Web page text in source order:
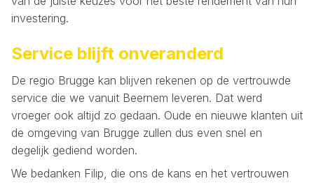
investering.
Service blijft onveranderd
De regio Brugge kan blijven rekenen op de vertrouwde
service die we vanuit Beernem leveren. Dat werd
vroeger ook altijd zo gedaan. Oude en nieuwe klanten uit
de omgeving van Brugge zullen dus even snel en
degelijk gediend worden.
We bedanken Filip, die ons de kans en het vertrouwen